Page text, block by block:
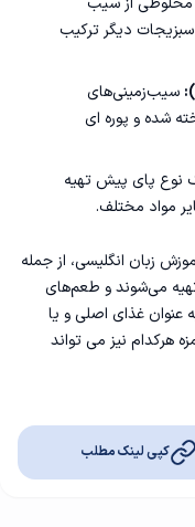
دیگر ترکیب
سیب‌زمینی‌های
شده و پوره ای
نوع پای پیش تهیه
مواد مختلف.
زبان انگلیسی، از جمله
می‌شوند و طعم‌های
عنوان غذای اصلی و یا
هرکدام نیز می تواند
کپی لینک مطلب